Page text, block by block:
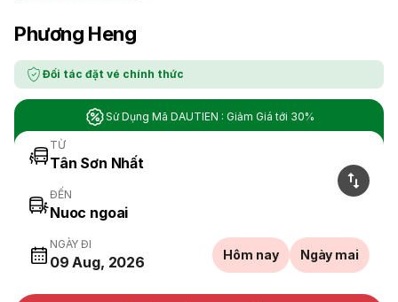
Phương Heng
Đối tác đặt vé chính thức
Sử Dụng Mã DAUTIEN : Giảm Giá tới 30%
TỪ
ĐẾN
NGÀY ĐI
09 Aug, 2026 Hôm nay Ngày mai